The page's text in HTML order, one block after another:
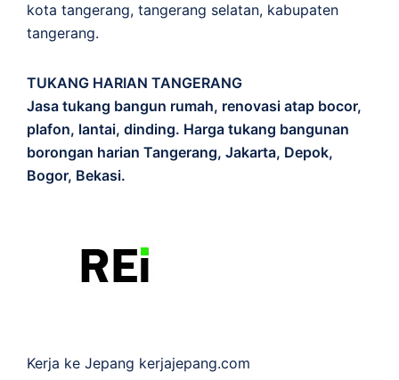
kota tangerang, tangerang selatan, kabupaten
tangerang.
TUKANG HARIAN TANGERANG
Jasa tukang bangun rumah, renovasi atap bocor,
plafon, lantai, dinding. Harga tukang bangunan
borongan harian Tangerang, Jakarta, Depok,
Bogor, Bekasi.
Kerja ke Jepang kerjajepang.com